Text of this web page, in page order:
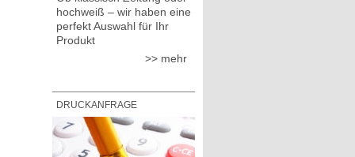
hochweiß – wir haben eine
perfekt Auswahl für Ihr
Produkt
mehr
DRUCKANFRAGE